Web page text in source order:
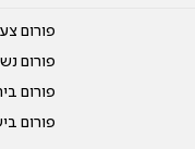
פורום
פורום
פורום
פורום